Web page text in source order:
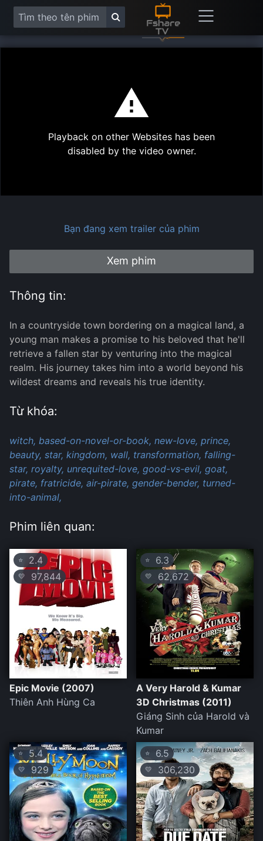
Play
Playback on other Websites has been
disabled by the video owner.
Bạn đang xem trailer của phim
Xem phim
Thông tin:
In a countryside town bordering on a magical land, a
young man makes a promise to his beloved that he'll
retrieve a fallen star by venturing into the magical
realm. His journey takes him into a world beyond his
wildest dreams and reveals his true identity.
Từ khóa:
witch, based-on-novel-or-book, new-love, prince,
beauty, star, kingdom, wall, transformation, falling-
star, royalty, unrequited-love, good-vs-evil, goat,
pirate, fratricide, air-pirate, gender-bender, turned-
into-animal,
Phim liên quan:
⭐ 2.4
💛 97,844
Epic Movie (2007)
Thiên Anh Hùng Ca
⭐ 6.3
💛 62,672
A Very Harold & Kumar
3D Christmas (2011)
Giáng Sinh của Harold và
Kumar
⭐ 5.4
💛 929
⭐ 6.5
💛 306,230